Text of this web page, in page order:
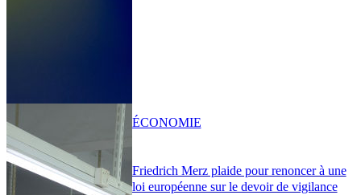
Friedrich Merz plaide pour renoncer à une
loi européenne sur le devoir de vigilance
ÉCONOMIE